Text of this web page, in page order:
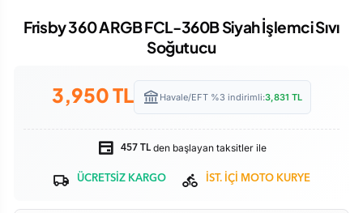
Frisby 360 ARGB FCL-360B Siyah İşlemci Sıvı
Soğutucu
3,950TL Havale/EFT %3 indirimli:3,831 TL
457 TLden başlayan taksitler ile
ÜCRETSİZ KARGO İST. İÇİ MOTO KURYE